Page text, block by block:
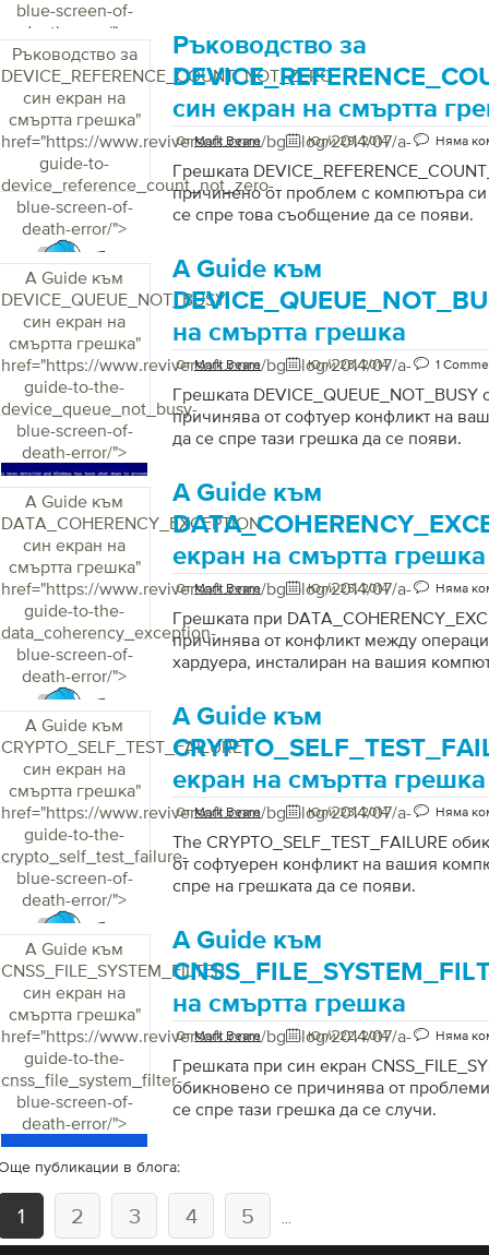
blue-screen-of-
death-error/">
Ръководство за
DEVICE_REFERENCE_COUNT_NOT_ZERO
син екран на
смъртта грешка"
href="https://www.reviversoft.com/bg/blog/2014/07/a-
guide-to-
device_reference_count_not_zero-
blue-screen-of-
death-error/">
Ръководство за
син екран на смъртта
ОтMark Beare Юли 29, 2014 Няма
Грешката
причинено от проблем с компютъра
се спре това съобщение да се появи.
A Guide към
DEVICE_QUEUE_NOT_BUSY
син екран на
смъртта грешка"
href="https://www.reviversoft.com/bg/blog/2014/07/a-
guide-to-the-
device_queue_not_busy-
blue-screen-of-
death-error/">
A Guide към
на смъртта грешка
ОтMark Beare Юли 28, 2014 1
Грешката DEVICE_QUEUE_NOT_BUSY
причинява от софтуер конфликт на
да се спре тази грешка да се появи.
A Guide към
DATA_COHERENCY_EXCEPTION
син екран на
смъртта грешка"
href="https://www.reviversoft.com/bg/blog/2014/07/a-
guide-to-the-
data_coherency_exception-
blue-screen-of-
death-error/">
A Guide към
екран на смъртта грешка
ОтMark Beare Юли 25, 2014 Няма
Грешката при
причинява от конфликт между
хардуера, инсталиран на вашия
A Guide към
CRYPTO_SELF_TEST_FAILURE
син екран на
смъртта грешка"
href="https://www.reviversoft.com/bg/blog/2014/07/a-
guide-to-the-
crypto_self_test_failure-
blue-screen-of-
death-error/">
A Guide към
екран на смъртта грешка
ОтMark Beare Юли 23, 2014 Няма
The CRYPTO_SELF_TEST_FAILURE
от софтуерен конфликт на вашия
спре на грешката да се появи.
A Guide към
CNSS_FILE_SYSTEM_FILTER
син екран на
смъртта грешка"
href="https://www.reviversoft.com/bg/blog/2014/07/a-
guide-to-the-
cnss_file_system_filter-
blue-screen-of-
death-error/">
A Guide към
на смъртта грешка
ОтMark Beare Юли 22, 2014 Няма
Грешката при син екран
обикновено се причинява от проблеми
се спре тази грешка да се случи.
публикации в блога:
1 2 3 4 5 ...